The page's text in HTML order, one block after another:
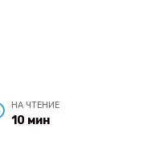
НА ЧТЕНИЕ
10 мин